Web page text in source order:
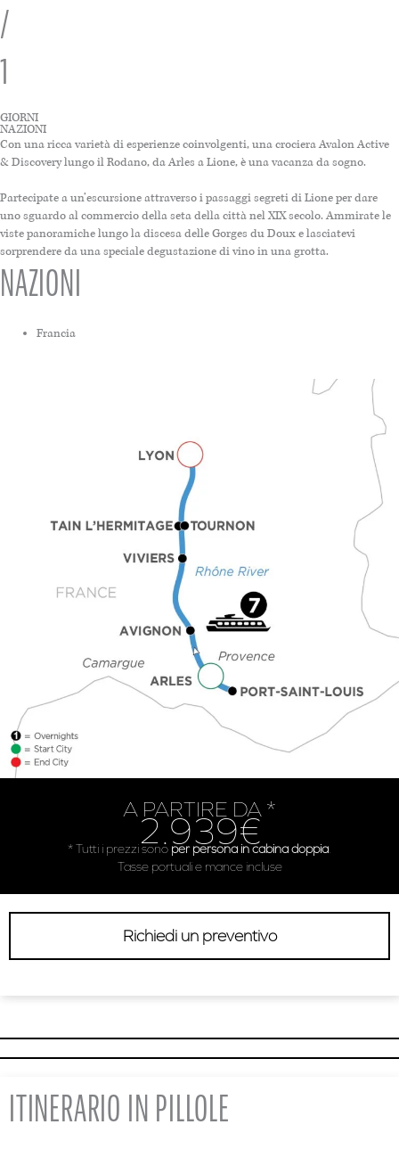
/
1
GIORNI
NAZIONI
Con una ricca varietà di esperienze coinvolgenti, una crociera Avalon Active
& Discovery lungo il Rodano, da Arles a Lione, è una vacanza da sogno.
Partecipate a un’escursione attraverso i passaggi segreti di Lione per dare
uno sguardo al commercio della seta della città nel XIX secolo. Ammirate le
viste panoramiche lungo la discesa delle Gorges du Doux e lasciatevi
sorprendere da una speciale degustazione di vino in una grotta.
NAZIONI
Francia
A PARTIRE DA *
2.939€
* Tutti i prezzi sono per persona in cabina doppia.
Tasse portuali e mance incluse
Richiedi un preventivo
ITINERARIO IN PILLOLE